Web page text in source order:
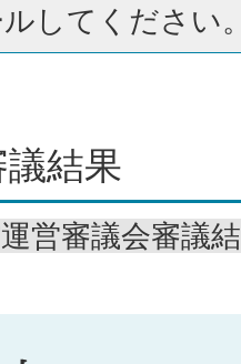
してください
結果
営審議会審議